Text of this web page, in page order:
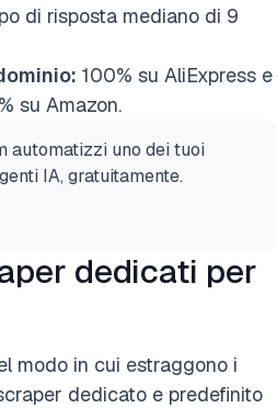
di risposta mediano di 9
100% su AliExpress e
su Amazon.
automatizzi uno dei tuoi
IA, gratuitamente.
dedicati per
modo in cui estraggono i
dedicato e predefinito